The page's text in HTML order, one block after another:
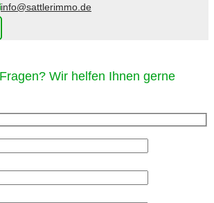
info@sattlerimmo.de
Wir helfen Ihnen gerne